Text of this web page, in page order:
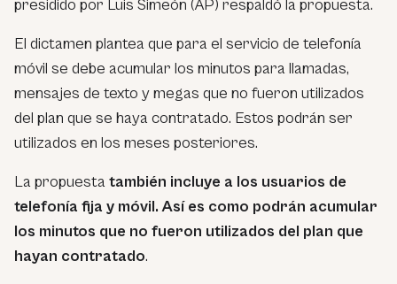
presidido por Luis Simeón (AP) respaldó la propuesta.
El dictamen plantea que para el servicio de telefonía
móvil se debe acumular los minutos para llamadas,
mensajes de texto y megas que no fueron utilizados
del plan que se haya contratado. Estos podrán ser
utilizados en los meses posteriores.
La propuesta también incluye a los usuarios de
telefonía fija y móvil. Así es como podrán acumular
los minutos que no fueron utilizados del plan que
hayan contratado.